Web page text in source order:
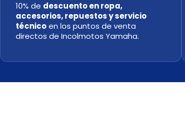
10% de descuento en ropa,
accesorios, repuestos y servicio
técnicoen los puntos de venta
directos de Incolmotos Yamaha.